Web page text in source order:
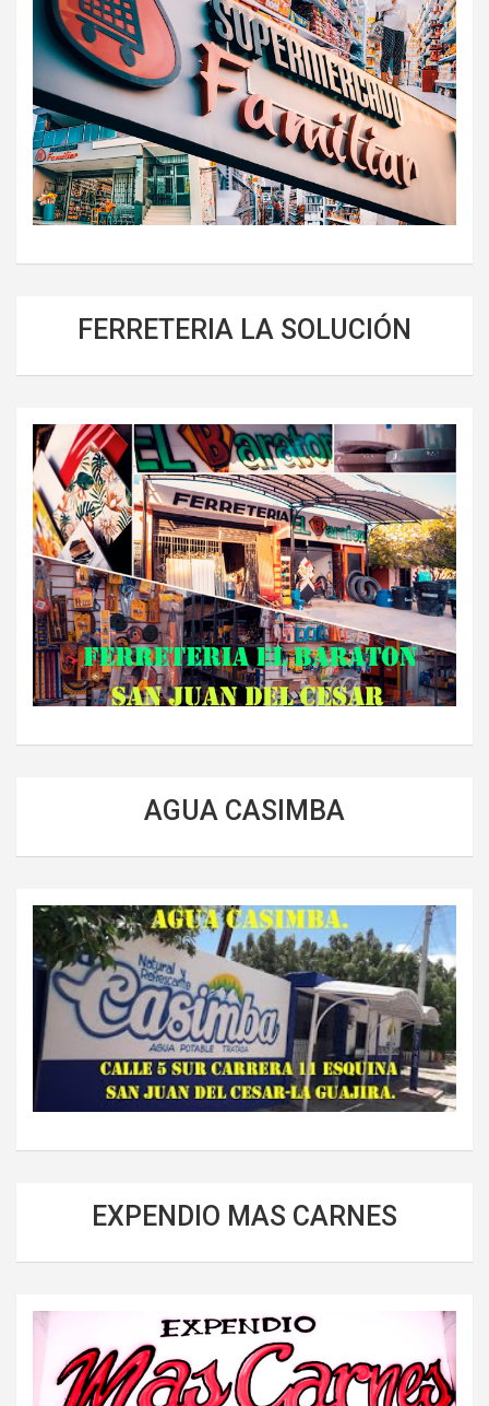
FERRETERIA LA SOLUCIÓN
AGUA CASIMBA
EXPENDIO MAS CARNES